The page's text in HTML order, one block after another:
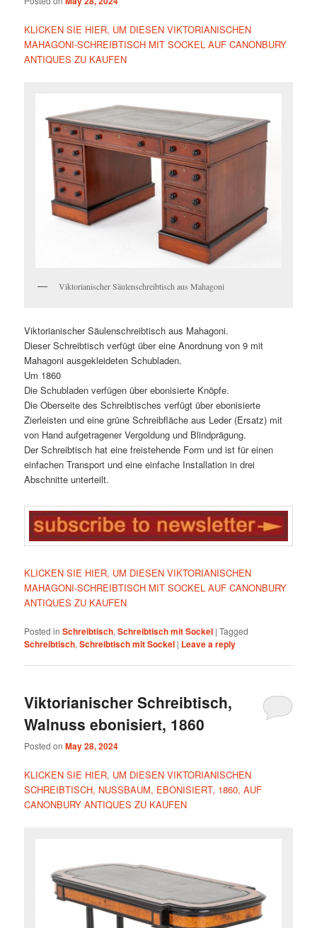
KLICKEN SIE HIER, UM DIESEN VIKTORIANISCHEN
MAHAGONI-SCHREIBTISCH MIT SOCKEL AUF CANONBURY
ANTIQUES ZU KAUFEN
Viktorianischer Säulenschreibtisch aus Mahagoni
Viktorianischer Säulenschreibtisch aus Mahagoni.
Dieser Schreibtisch verfügt über eine Anordnung von 9 mit
Mahagoni ausgekleideten Schubladen.
Um 1860
Die Schubladen verfügen über ebonisierte Knöpfe.
Die Oberseite des Schreibtisches verfügt über ebonisierte
Zierleisten und eine grüne Schreibfläche aus Leder (Ersatz) mit
von Hand aufgetragener Vergoldung und Blindprägung.
Der Schreibtisch hat eine freistehende Form und ist für einen
einfachen Transport und eine einfache Installation in drei
Abschnitte unterteilt.
KLICKEN SIE HIER, UM DIESEN VIKTORIANISCHEN
MAHAGONI-SCHREIBTISCH MIT SOCKEL AUF CANONBURY
ANTIQUES ZU KAUFEN
Posted in Schreibtisch,Schreibtisch mit Sockel |Tagged
Schreibtisch,Schreibtisch mit Sockel | Leave a reply
Viktorianischer Schreibtisch,
Walnuss ebonisiert, 1860
Posted onMay 28, 2024
KLICKEN SIE HIER, UM DIESEN VIKTORIANISCHEN
SCHREIBTISCH, NUSSBAUM, EBONISIERT, 1860, AUF
CANONBURY ANTIQUES ZU KAUFEN